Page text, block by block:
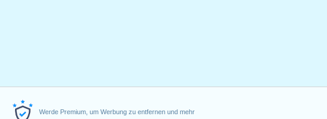
Werde Premium, um Werbung zu entfernen und mehr